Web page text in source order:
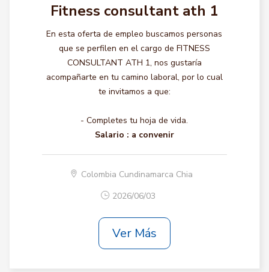
Fitness consultant ath 1
En esta oferta de empleo buscamos personas
que se perfilen en el cargo de FITNESS
CONSULTANT ATH 1, nos gustaría
acompañarte en tu camino laboral, por lo cual
te invitamos a que:
- Completes tu hoja de vida.
Salario : a convenir
Colombia Cundinamarca Chia
2026/06/03
Ver Más